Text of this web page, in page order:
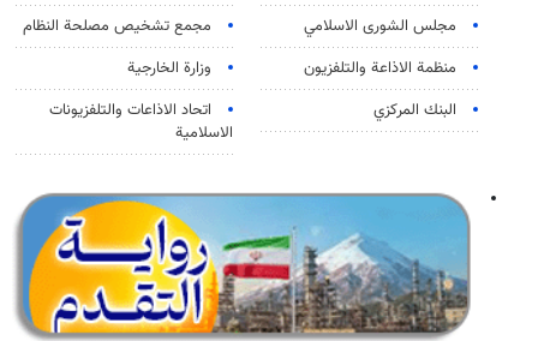
مجلس الشورى الاسلامي
مجمع تشخيص مصلحة النظام
منظمة الاذاعة والتلفزیون
وزارة الخارجية
البنك المركزي
اتحاد الاذاعات والتلفزيونات
الاسلامية